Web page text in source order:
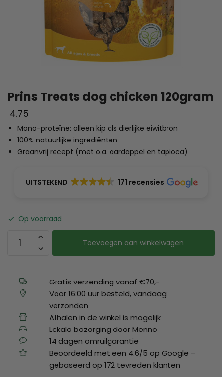
Prins Treats dog chicken 120gram
4.75
Mono-proteïne: alleen kip als dierlijke eiwitbron
100% natuurlijke ingrediënten
Graanvrij recept (met o.a. aardappel en tapioca)
UITSTEKEND 171 recensies
Op voorraad
Toevoegen aan winkelwagen
Gratis verzending vanaf €70,-
Voor 16:00 uur besteld, vandaag
verzonden
Afhalen in de winkel is mogelijk
Lokale bezorging door Menno
14 dagen omruilgarantie
Beoordeeld met een 4.6/5 op Google –
gebaseerd op 172 tevreden klanten